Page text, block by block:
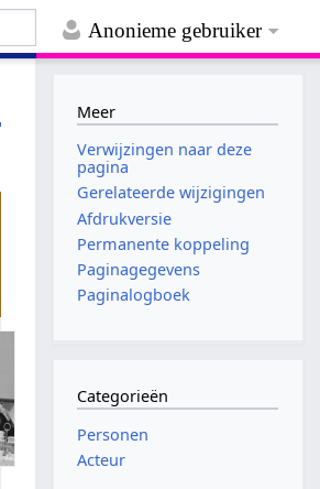
Anonieme gebruiker
Meer
Verwijzingen naar deze
pagina
Gerelateerde wijzigingen
Afdrukversie
Permanente koppeling
Paginagegevens
Paginalogboek
Categorieën
Personen
Acteur